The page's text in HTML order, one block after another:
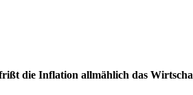
die Inflation allmählich das